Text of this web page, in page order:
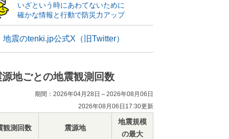
いざという時にあわてないために
確かな情報と行動で防災力アップ
地震のtenki.jp公式X（旧Twitter）
源地ごとの地震観測回数
期間：2026年04月28日～2026年08月06日
2026年08月06日17:30更新
観測回数 震源地
地震規模
の最大